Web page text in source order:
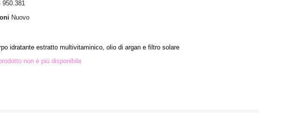
950.381
Nuovo
idratante estratto multivitaminico, olio di argan e filtro solare
non è più disponibile